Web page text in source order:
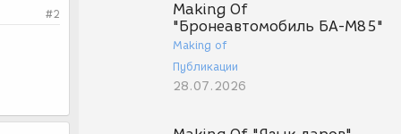
Making Of
"Бронеавтомобиль БА-М85"
Making of
Публикации
28.07.2026
#2